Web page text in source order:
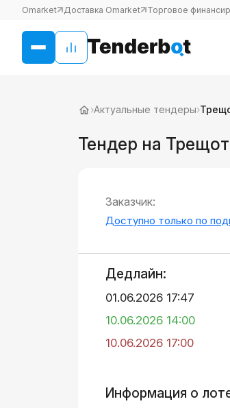
Omarket Доставка Omarket Торговое
›Актуальные тендеры›
Тендер на
Заказчик:
Доступно только по
Дедлайн:
01.06.2026 17:47
10.06.2026 14:00
10.06.2026 17:00
Информация о